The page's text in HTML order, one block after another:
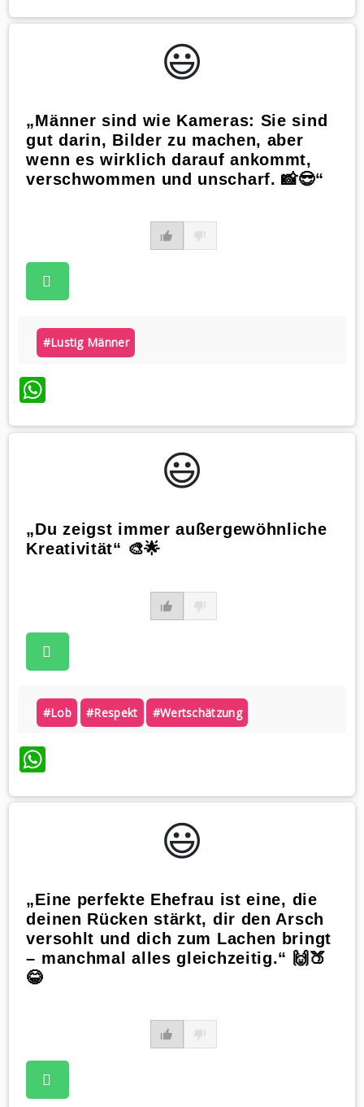
😃️
„Männer sind wie Kameras: Sie sind
gut darin, Bilder zu machen, aber
wenn es wirklich darauf ankommt,
verschwommen und unscharf. 📸😎“
#lustig Männer
WhatsApp
😃️
„Du zeigst immer außergewöhnliche
Kreativität“ 🎨🌟
#lob #respekt #wertschätzung
WhatsApp
😃️
„Eine perfekte Ehefrau ist eine, die
deinen Rücken stärkt, dir den Arsch
versohlt und dich zum Lachen bringt
– manchmal alles gleichzeitig.“ 🙌🍑
😂